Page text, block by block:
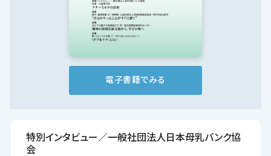
お問い合わせ
電子書籍でみる
特別インタビュー／一般社団法人日本母乳バンク協
会